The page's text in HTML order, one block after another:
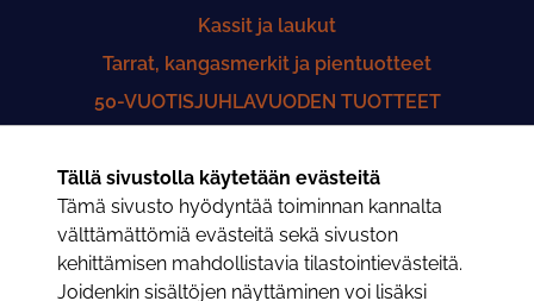
Tällä sivustolla käytetään evästeitä
Tämä sivusto hyödyntää toiminnan kannalta
välttämättömiä evästeitä sekä sivuston
kehittämisen mahdollistavia tilastointievästeitä.
Joidenkin sisältöjen näyttäminen voi lisäksi
Kassit ja laukut
Tarrat, kangasmerkit ja pientuotteet
50-VUOTISJUHLAVUODEN TUOTTEET
50-VUOTISHISTORIIKKI
Saunatuotteet